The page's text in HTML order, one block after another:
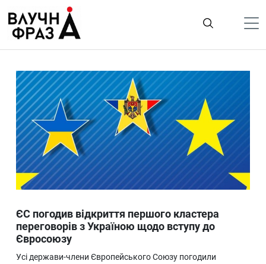
содержимому
Гроші
Життя
Лайфстайл
ТехноНаука
Людина
Ukraine
Про нас
ЄС погодив відкриття першого кластера
переговорів з Україною щодо вступу до
Євросоюзу
Усі держави-члени Європейського Союзу погодили